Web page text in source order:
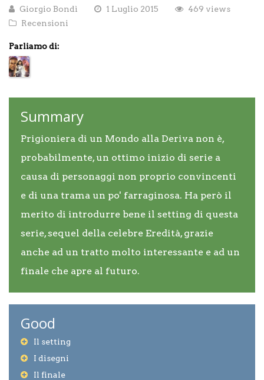
Giorgio Bondì 1 Luglio 2015
469 views
Recensioni
Parliamo di:
Summary
Prigioniera di un Mondo alla Deriva non è,
probabilmente, un ottimo inizio di serie a
causa di personaggi non proprio convincenti
e di una trama un po' farraginosa. Ha però il
merito di introdurre bene il setting di questa
serie, sequel della celebre Eredità, grazie
anche ad un tratto molto interessante e ad un
finale che apre al futuro.
Good
Il setting
I disegni
Il finale